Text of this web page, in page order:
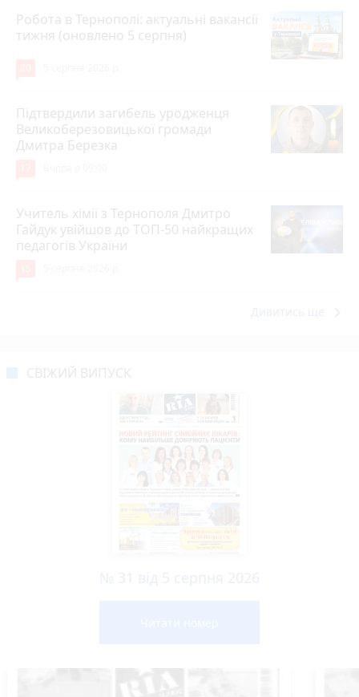
Робота в Тернополі: актуальні вакансії
тижня (оновлено 5 серпня)
Підтвердили загибель уродженця
Великоберезовицької громади
Дмитра Березка
Учитель хімії з Тернополя Дмитро
Гайдук увійшов до ТОП-50 найкращих
педагогів України